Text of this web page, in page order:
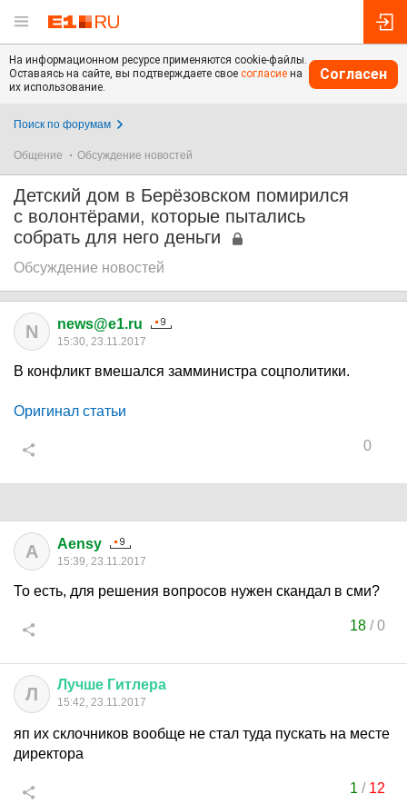
На информационном ресурсе применяются cookie-файлы.
Оставаясь на сайте, вы подтверждаете свое согласие на
их использование.
Согласен
Поиск по форумам
Общение Обсуждение новостей
Детский дом в Берёзовском помирился
с волонтёрами, которые пытались
собрать для него деньги
Обсуждение новостей
N news@e1.ru
15:30, 23.11.2017
В конфликт вмешался замминистра соцполитики.
Оригинал статьи
0
A Aensy
15:39, 23.11.2017
То есть, для решения вопросов нужен скандал в сми?
18 /0
Л Лучше Гитлера
15:42, 23.11.2017
яп их склочников вообще не стал туда пускать на месте
директора
1 / 12